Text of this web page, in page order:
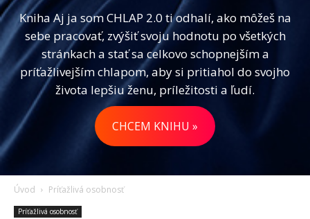
Kniha Aj ja som CHLAP 2.0 ti odhalí, ako môžeš na
sebe pracovať, zvýšiť svoju hodnotu po všetkých
stránkach a stať sa celkovo schopnejším a
príťažlivejším chlapom, aby si pritiahol do svojho
života lepšiu ženu, príležitosti a ľudí.
CHCEM KNIHU »
Úvod Príťažlivá osobnosť
Príťažlivá osobnosť